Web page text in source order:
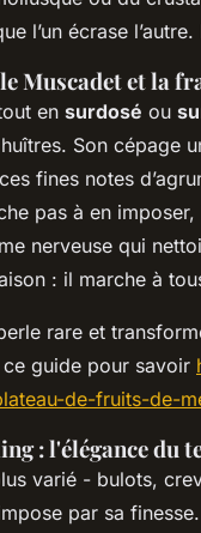
l’un écrase
Muscadet et la
en surdosé ou
Son cépage
fines notes
pas à en
nerveuse qui
: il marche à
rare et
guide pour savoir
de-fruits-de-
: l'élégance du
varié - bulots,
par sa